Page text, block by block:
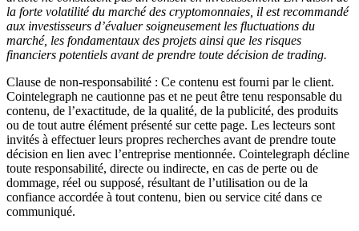
la forte volatilité du marché des cryptomonnaies, il est recommandé
aux investisseurs d’évaluer soigneusement les fluctuations du
marché, les fondamentaux des projets ainsi que les risques
financiers potentiels avant de prendre toute décision de trading.
Clause de non-responsabilité : Ce contenu est fourni par le client.
Cointelegraph ne cautionne pas et ne peut être tenu responsable du
contenu, de l’exactitude, de la qualité, de la publicité, des produits
ou de tout autre élément présenté sur cette page. Les lecteurs sont
invités à effectuer leurs propres recherches avant de prendre toute
décision en lien avec l’entreprise mentionnée. Cointelegraph décline
toute responsabilité, directe ou indirecte, en cas de perte ou de
dommage, réel ou supposé, résultant de l’utilisation ou de la
confiance accordée à tout contenu, bien ou service cité dans ce
communiqué.